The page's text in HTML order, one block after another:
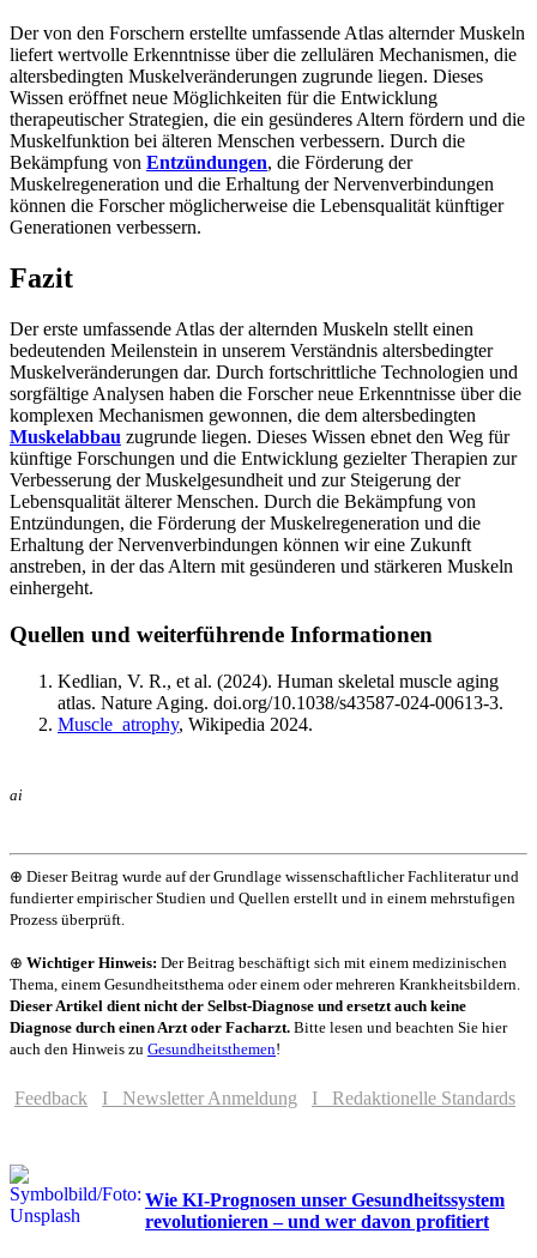
Der von den Forschern erstellte umfassende Atlas alternder Muskeln
liefert wertvolle Erkenntnisse über die zellulären Mechanismen, die
altersbedingten Muskelveränderungen zugrunde liegen. Dieses
Wissen eröffnet neue Möglichkeiten für die Entwicklung
therapeutischer Strategien, die ein gesünderes Altern fördern und die
Muskelfunktion bei älteren Menschen verbessern. Durch die
Bekämpfung von Entzündungen, die Förderung der
Muskelregeneration und die Erhaltung der Nervenverbindungen
können die Forscher möglicherweise die Lebensqualität künftiger
Generationen verbessern.
Fazit
Der erste umfassende Atlas der alternden Muskeln stellt einen
bedeutenden Meilenstein in unserem Verständnis altersbedingter
Muskelveränderungen dar. Durch fortschrittliche Technologien und
sorgfältige Analysen haben die Forscher neue Erkenntnisse über die
komplexen Mechanismen gewonnen, die dem altersbedingten
Muskelabbau zugrunde liegen. Dieses Wissen ebnet den Weg für
künftige Forschungen und die Entwicklung gezielter Therapien zur
Verbesserung der Muskelgesundheit und zur Steigerung der
Lebensqualität älterer Menschen. Durch die Bekämpfung von
Entzündungen, die Förderung der Muskelregeneration und die
Erhaltung der Nervenverbindungen können wir eine Zukunft
anstreben, in der das Altern mit gesünderen und stärkeren Muskeln
einhergeht.
Quellen und weiterführende Informationen
Kedlian, V. R., et al. (2024). Human skeletal muscle aging
atlas. Nature Aging. doi.org/10.1038/s43587-024-00613-3.
Muscle_atrophy, Wikipedia 2024.
ai
⊕ Dieser Beitrag wurde auf der Grundlage wissenschaftlicher Fachliteratur und
fundierter empirischer Studien und Quellen erstellt und in einem mehrstufigen
Prozess überprüft.
⊕ Wichtiger Hinweis: Der Beitrag beschäftigt sich mit einem medizinischen
Thema, einem Gesundheitsthema oder einem oder mehreren Krankheitsbildern.
Dieser Artikel dient nicht der Selbst-Diagnose und ersetzt auch keine
Diagnose durch einen Arzt oder Facharzt. Bitte lesen und beachten Sie hier
auch den Hinweis zu Gesundheitsthemen!
Feedback I Newsletter Anmeldung I Redaktionelle Standards
Wie KI-Prognosen unser Gesundheitssystem
revolutionieren – und wer davon profitiert